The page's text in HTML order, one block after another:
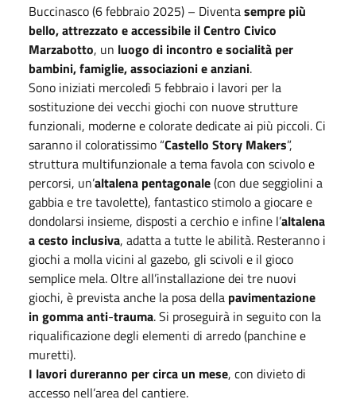
Buccinasco (6 febbraio 2025) – Diventasempre più
bello, attrezzato e accessibile il Centro Civico
Marzabotto, un luogo di incontro e socialità per
bambini, famiglie, associazioni e anziani.
Sono iniziati mercoledì 5 febbraio i lavori per la
sostituzione dei vecchi giochi con nuove strutture
funzionali, moderne e colorate dedicate ai più piccoli. Ci
saranno il coloratissimo “Castello Story Makers”,
struttura multifunzionale a tema favola con scivolo e
percorsi, un’altalena pentagonale(con due seggiolini a
gabbia e tre tavolette), fantastico stimolo a giocare e
dondolarsi insieme, disposti a cerchio e infine l’altalena
a cesto inclusiva, adatta a tutte le abilità. Resteranno i
giochi a molla vicini al gazebo, gli scivoli e il gioco
semplice mela. Oltre all’installazione dei tre nuovi
giochi, è prevista anche la posa della pavimentazione
in gomma anti-trauma. Si proseguirà in seguito con la
riqualificazione degli elementi di arredo (panchine e
muretti).
I lavori dureranno per circa un mese, con divieto di
accesso nell’area del cantiere.